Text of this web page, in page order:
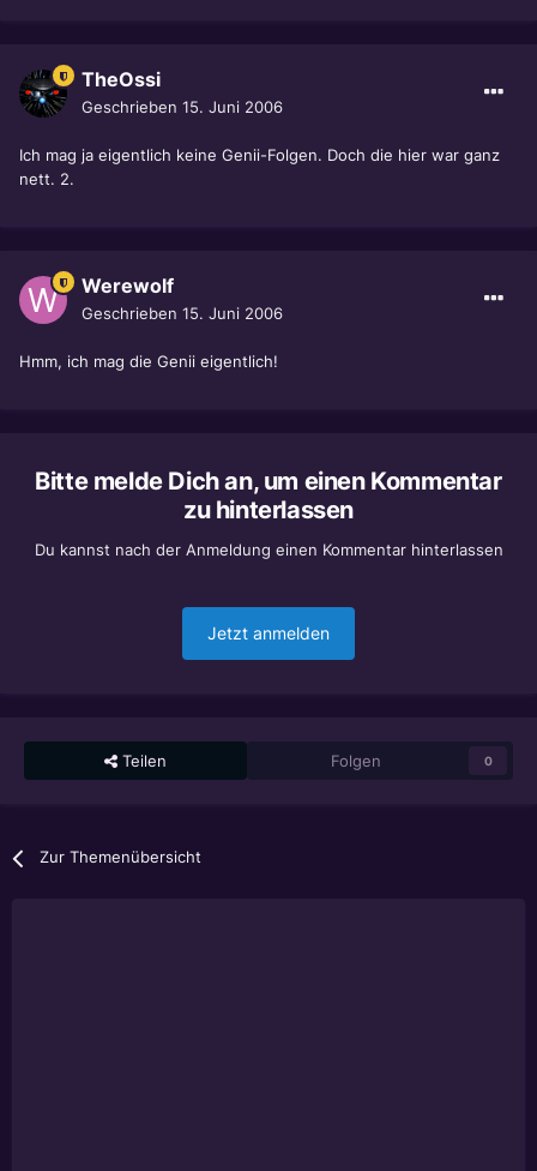
TheOssi
Geschrieben 15. Juni 2006
Ich mag ja eigentlich keine Genii-Folgen. Doch die hier war ganz
nett. 2.
Werewolf
Geschrieben 15. Juni 2006
Hmm, ich mag die Genii eigentlich!
Bitte melde Dich an, um einen Kommentar
zu hinterlassen
Du kannst nach der Anmeldung einen Kommentar hinterlassen
Jetzt anmelden
Teilen Folgen 0
Zur Themenübersicht